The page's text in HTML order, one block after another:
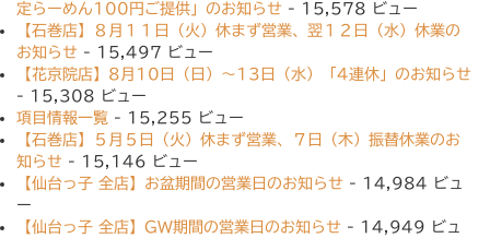
定らーめん100円ご提供」のお知らせ - 15,578 ビュー
【石巻店】８月１１日（火）休まず営業、翌１２日（水）休業の
お知らせ - 15,497 ビュー
【花京院店】8月10日（日）〜13日（水）「4連休」のお知らせ
- 15,308 ビュー
項目情報一覧 - 15,255 ビュー
【石巻店】５月５日（火）休まず営業、７日（木）振替休業のお
知らせ - 15,146 ビュー
【仙台っ子 全店】お盆期間の営業日のお知らせ - 14,984 ビュ
ー
【仙台っ子 全店】GW期間の営業日のお知らせ - 14,949 ビュ